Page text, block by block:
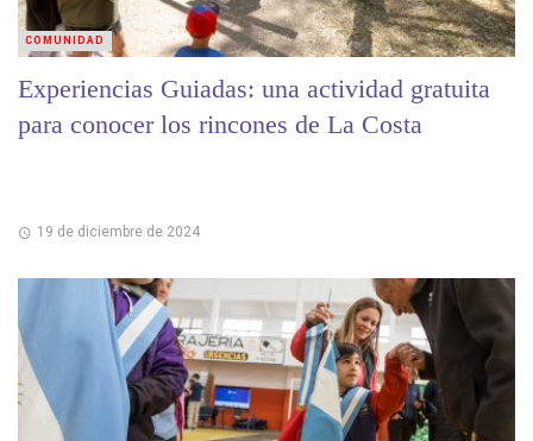
Experiencias Guiadas: una actividad gratuita
para conocer los rincones de La Costa
19 de diciembre de 2024
COMUNIDAD